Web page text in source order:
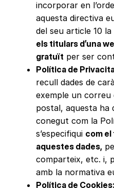
incorporar en
aquesta directiva
del seu article 10 la
els titulars d’una
gratuït per ser
Política de
recull dades de
exemple un
postal, aquesta
conegut com la
s’especifiqui com
aquestes dades,
comparteix, etc. i,
amb la normativa
Política de Cookies: